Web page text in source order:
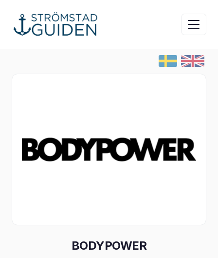
BODYPOWER